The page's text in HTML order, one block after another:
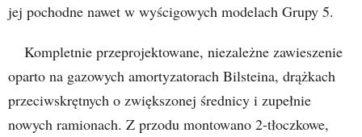
jej pochodne nawet w wyścigowych modelach Grupy 5.
Kompletnie przeprojektowane, niezależne zawieszenie
oparto na gazowych amortyzatorach Bilsteina, drążkach
przeciwskrętnych o zwiększonej średnicy i zupełnie
nowych ramionach. Z przodu montowano 2-tłoczkowe,